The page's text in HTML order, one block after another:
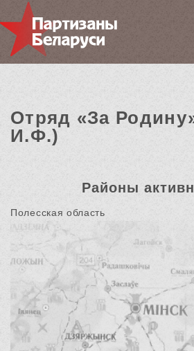
Отряд «За
И.Ф.)
Районы
Полесская область